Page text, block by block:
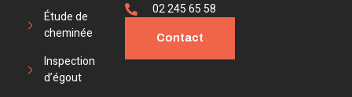
Étude de
cheminée
Inspection
d’égout
02 245 65 58
Contact